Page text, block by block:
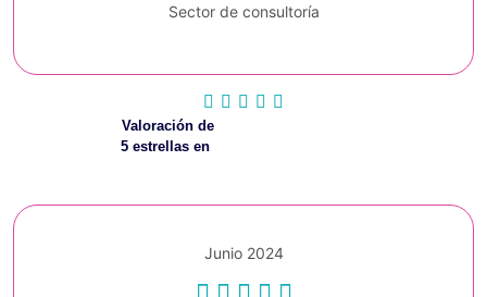
Sector de consultoría
Valoración de
5 estrellas en
Junio 2024